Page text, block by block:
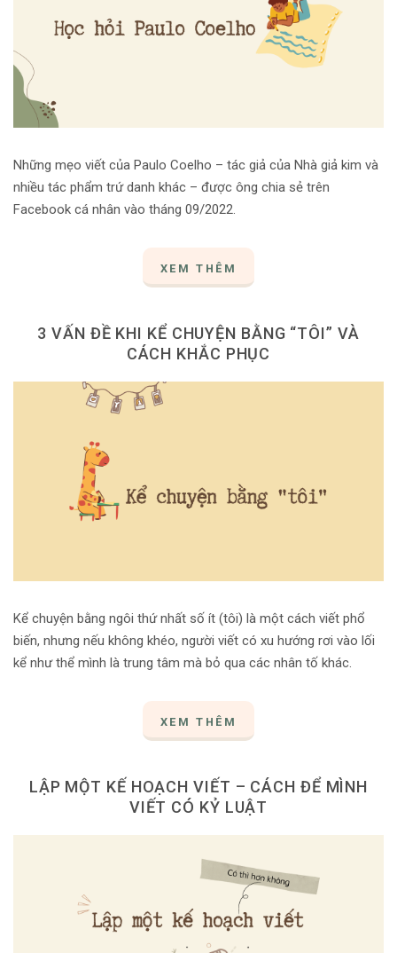
Những mẹo viết của Paulo Coelho – tác giả của Nhà giả kim và
nhiều tác phẩm trứ danh khác – được ông chia sẻ trên
Facebook cá nhân vào tháng 09/2022.
XEM THÊM
3 VẤN ĐỀ KHI KỂ CHUYỆN BẰNG “TÔI” VÀ
CÁCH KHẮC PHỤC
Kể chuyện bằng ngôi thứ nhất số ít (tôi) là một cách viết phổ
biến, nhưng nếu không khéo, người viết có xu hướng rơi vào lối
kể như thể mình là trung tâm mà bỏ qua các nhân tố khác.
XEM THÊM
LẬP MỘT KẾ HOẠCH VIẾT – CÁCH ĐỂ MÌNH
VIẾT CÓ KỶ LUẬT